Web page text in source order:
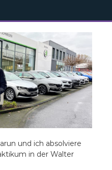
und ich absolviere
in der Walter